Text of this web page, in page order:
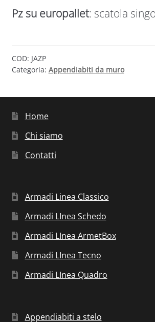
Pz su europallet: scatola
COD: JAZP
Categoria: Appendiabiti da muro
Home
Chi siamo
Contatti
Armadi Linea Classico
Armadi LInea Schedo
Armadi LInea ArmetBox
Armadi LInea Tecno
Armadi LInea Quadro
Appendiabiti a stelo